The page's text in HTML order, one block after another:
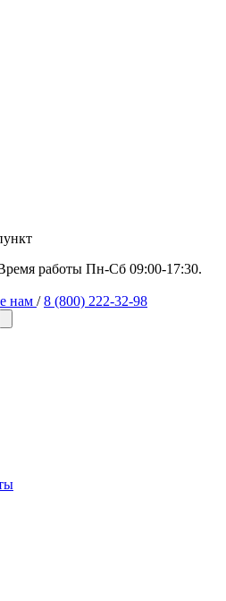
работы Пн-Сб 09:00-17:30.
нам / 8 (800) 222-32-98